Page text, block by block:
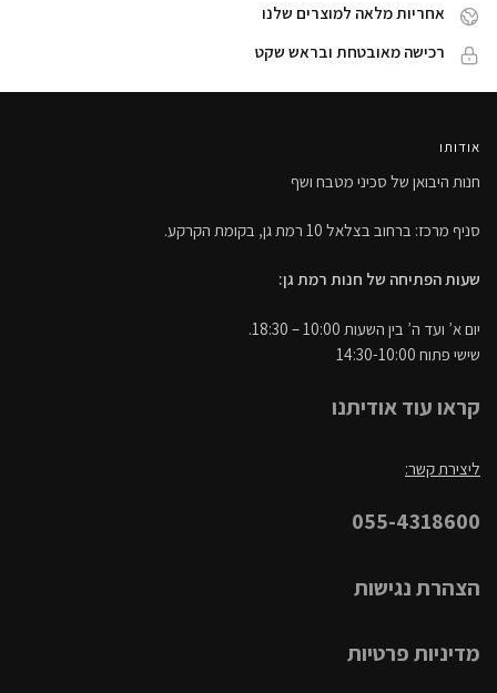
אחריות מלאה למוצרים שלנו
רכישה מאובטחת ובראש שקט
אודותו
חנות היבואן של סכיני מטבח ושף
סניף מרכז: ברחוב בצלאל 10 רמת גן, בקומת הקרקע.
שעות הפתיחה של חנות רמת גן:
יום א’ ועד ה’ בין השעות 10:00 – 18:30.
שישי פתוח 14:30-10:00
קראו עוד אודיתנו
ליצירת קשר:
055-4318600
הצהרת נגישות
מדיניות פרטיות